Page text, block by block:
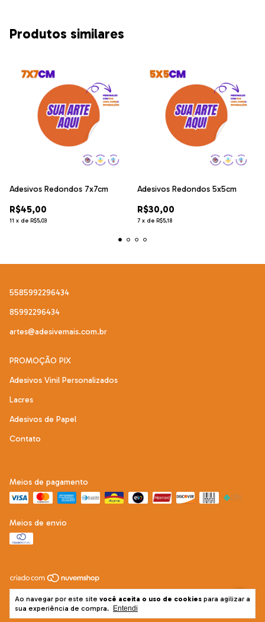
Ao navegar por este site você aceita o uso de cookies para agilizar a
sua experiência de compra.
Entendi
Produtos similares
Adesivos Redondos 7x7cm
R$45,00
11 x de R$5,03
Adesivos Redondos 5x5cm
R$30,00
7 x de R$5,18
5585992296434
85992296434
artes@adesivemais.com.br
PROMOÇÃO PIX
Adesivos Vinil Personalizados
Lacres
Adesivos de Papel
Contato
Meios de pagamento
Meios de envio
Copyright Adesive Mais - 22292121000197 - 2026. Todos os direitos
reservados.